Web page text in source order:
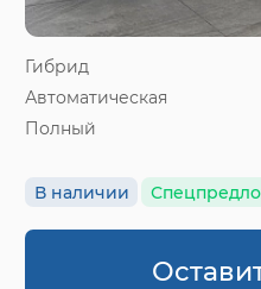
Гибрид
Автоматическая
Полный
В наличии